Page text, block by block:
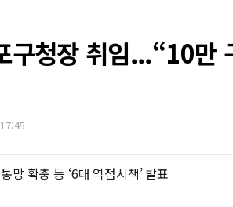
구청장 취임...“10만
망 확충 등 ‘6대 역점시책’ 발표